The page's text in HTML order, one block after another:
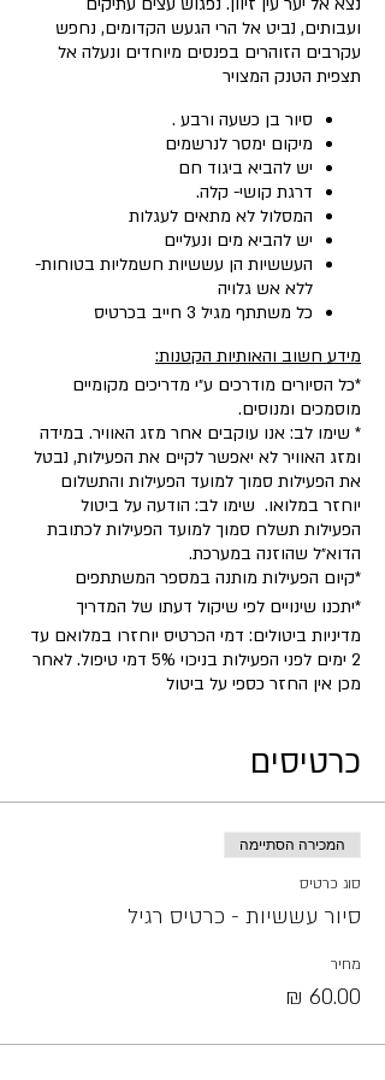
ועבותים, נביט אל הרי הגעש הקדומים, נחפש
עקרבים הזוהרים בפנסים מיוחדים ונעלה אל
תצפית הטנק המצויר
סיור בן כשעה ורבע .
מיקום ימסר לנרשמים
יש להביא ביגוד חם
דרגת קושי- קלה.
המסלול לא מתאים לעגלות
יש להביא מים ונעליים
העששיות הן עששיות חשמליות בטוחות-
ללא אש גלויה
כל משתתף מגיל 3 חייב בכרטיס
מידע חשוב והאותיות הקטנות:
*כל הסיורים מודרכים ע״י מדריכים מקומיים
מוסמכים ומנוסים.
* שימו לב: אנו עוקבים אחר מזג האוויר. במידה
ומזג האוויר לא יאפשר לקיים את הפעילות, נבטל
את הפעילות סמוך למועד הפעילות והתשלום
יוחזר במלואו. שימו לב: הודעה על ביטול
הפעילות תשלח סמוך למועד הפעילות לכתובת
הדוא״ל שהוזנה במערכת.
​*קיום הפעילות מותנה במספר המשתתפים
*יתכנו שינויים לפי שיקול דעתו של המדריך
מדיניות ביטולים: דמי הכרטיס יוחזרו במלואם עד
2 ימים לפני הפעילות בניכוי 5% דמי טיפול. לאחר
מכן אין החזר כספי על ביטול
כרטיסים
המכירה הסתיימה
סוג כרטיס
סיור עששיות - כרטיס רגיל
מחיר